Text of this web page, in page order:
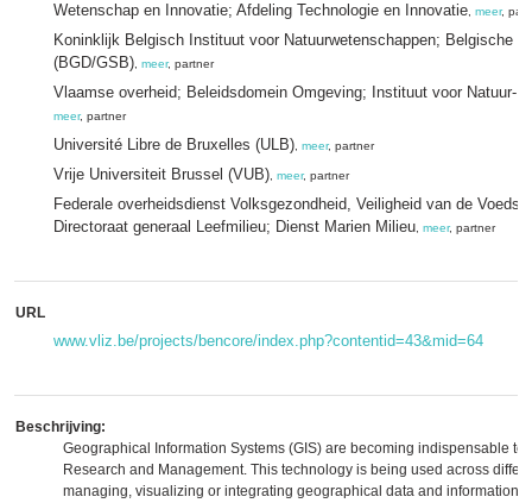
Wetenschap en Innovatie; Afdeling Technologie en Innovatie meer,
Koninklijk Belgisch Instituut voor Natuurwetenschappen; Belgische
(BGD/GSB) meer, partner
Vlaamse overheid; Beleidsdomein Omgeving; Instituut voor Natuur-
meer, partner
Université Libre de Bruxelles (ULB) meer, partner
Vrije Universiteit Brussel (VUB) meer, partner
Federale overheidsdienst Volksgezondheid, Veiligheid van de
Directoraat generaal Leefmilieu; Dienst Marien Milieu meer, partner
URL
www.vliz.be/projects/bencore/index.php?contentid=43&mid=64
Beschrijving:
Geographical Information Systems (GIS) are becoming indispensable
Research and Management. This technology is being used across
managing, visualizing or integrating geographical data and information.